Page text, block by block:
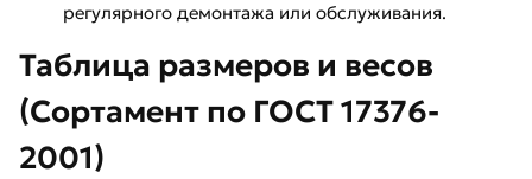
регулярного демонтажа или обслуживания.
Таблица размеров и весов
(Сортамент по ГОСТ 17376-
2001)